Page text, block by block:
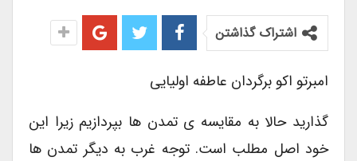
اشتراک گذاشتن
امبرتو اکو برگردان عاطفه اولیایی
گذارید حالا به مقایسه ی تمدن ها بپردازیم زیرا این
خود اصل مطلب است. توجه غرب به دیگر تمدن ها